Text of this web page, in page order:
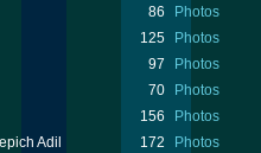
86
Photos
125
Photos
97
Photos
70
Photos
156
Photos
Adil
172 Photos